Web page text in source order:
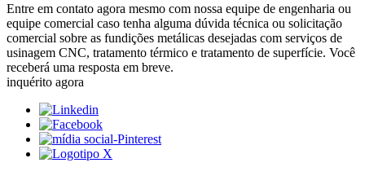
Entre em contato agora mesmo com nossa equipe de engenharia ou
equipe comercial caso tenha alguma dúvida técnica ou solicitação
comercial sobre as fundições metálicas desejadas com serviços de
usinagem CNC, tratamento térmico e tratamento de superfície. Você
receberá uma resposta em breve.
inquérito agora